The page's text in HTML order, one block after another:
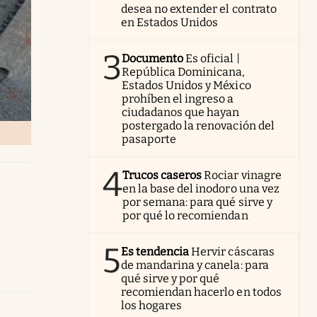
desea no extender el contrato
en Estados Unidos
3DocumentoEs oficial |
República Dominicana,
Estados Unidos y México
prohíben el ingreso a
ciudadanos que hayan
postergado la renovación del
pasaporte
4Trucos caserosRociar vinagre
en la base del inodoro una vez
por semana: para qué sirve y
por qué lo recomiendan
5Es tendenciaHervir cáscaras
de mandarina y canela: para
qué sirve y por qué
recomiendan hacerlo en todos
los hogares